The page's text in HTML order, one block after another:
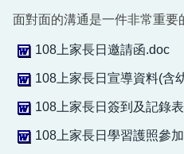
面對面的溝通是一件非常重要
108上家長日邀請函.doc
108上家長日宣導資料(含
108上家長日簽到及記錄
108上家長日學習護照參